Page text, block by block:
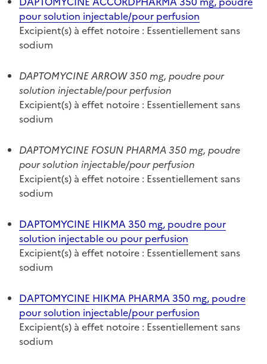
pour solution injectable/pour perfusion
Excipient(s) à effet notoire : Essentiellement sans
sodium
DAPTOMYCINE ARROW 350 mg, poudre pour
solution injectable/pour perfusion
Excipient(s) à effet notoire : Essentiellement sans
sodium
DAPTOMYCINE FOSUN PHARMA 350 mg, poudre
pour solution injectable/pour perfusion
Excipient(s) à effet notoire : Essentiellement sans
sodium
DAPTOMYCINE HIKMA 350 mg, poudre pour
solution injectable ou pour perfusion
Excipient(s) à effet notoire : Essentiellement sans
sodium
DAPTOMYCINE HIKMA PHARMA 350 mg, poudre
pour solution injectable/pour perfusion
Excipient(s) à effet notoire : Essentiellement sans
sodium